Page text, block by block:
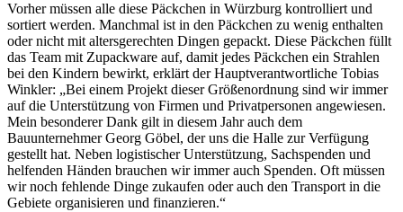
Vorher müssen alle diese Päckchen in Würzburg kontrolliert und
sortiert werden. Manchmal ist in den Päckchen zu wenig enthalten
oder nicht mit altersgerechten Dingen gepackt. Diese Päckchen füllt
das Team mit Zupackware auf, damit jedes Päckchen ein Strahlen
bei den Kindern bewirkt, erklärt der Hauptverantwortliche Tobias
Winkler: „Bei einem Projekt dieser Größenordnung sind wir immer
auf die Unterstützung von Firmen und Privatpersonen angewiesen.
Mein besonderer Dank gilt in diesem Jahr auch dem
Bauunternehmer Georg Göbel, der uns die Halle zur Verfügung
gestellt hat. Neben logistischer Unterstützung, Sachspenden und
helfenden Händen brauchen wir immer auch Spenden. Oft müssen
wir noch fehlende Dinge zukaufen oder auch den Transport in die
Gebiete organisieren und finanzieren.“